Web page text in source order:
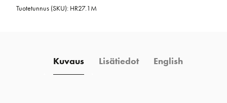
Tuotetunnus (SKU): HR27.1M
Kuvaus Lisätiedot English